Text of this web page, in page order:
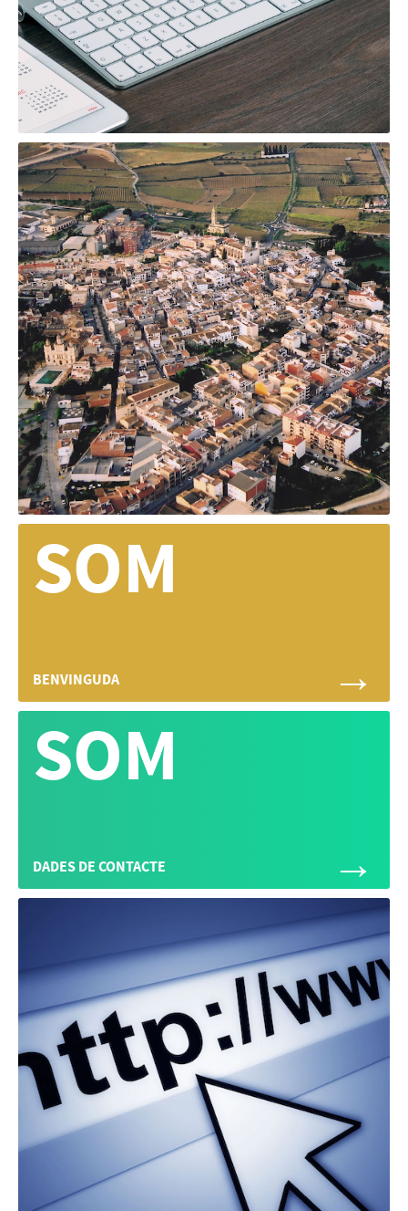
SOM
BENVINGUDA →
SOM
DADES DE CONTACTE →